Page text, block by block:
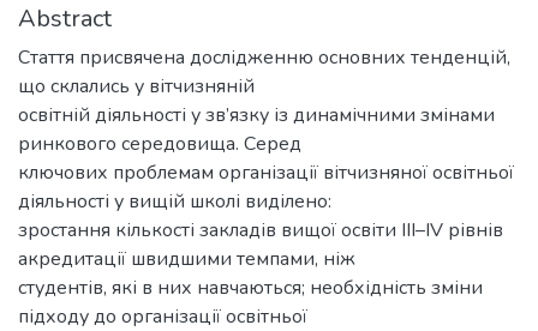
Abstract
Стаття присвячена дослідженню основних тенденцій,
що склались у вітчизняній
освітній діяльності у зв’язку із динамічними змінами
ринкового середовища. Серед
ключових проблемам організації вітчизняної освітньої
діяльності у вищій школі виділено:
зростання кількості закладів вищої освіти III–IV рівнів
акредитації швидшими темпами, ніж
студентів, які в них навчаються; необхідність зміни
підходу до організації освітньої